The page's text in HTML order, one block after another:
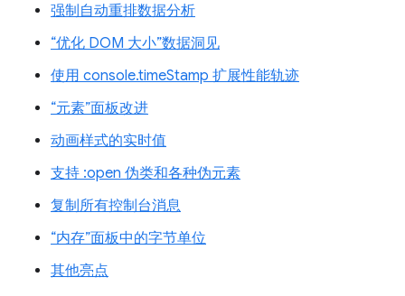
强制自动重排数据分析
“优化 DOM 大小”数据洞见
使用 console.timeStamp 扩展性能轨迹
“元素”面板改进
动画样式的实时值
支持 :open 伪类和各种伪元素
复制所有控制台消息
“内存”面板中的字节单位
其他亮点